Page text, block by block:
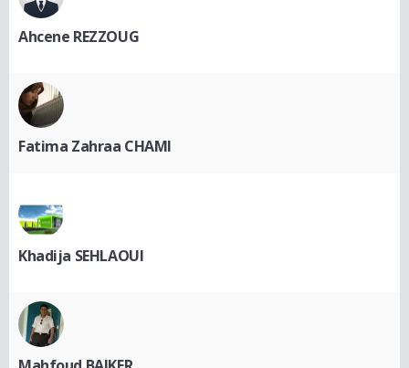
Ahcene REZZOUG
Fatima Zahraa CHAMI
Khadija SEHLAOUI